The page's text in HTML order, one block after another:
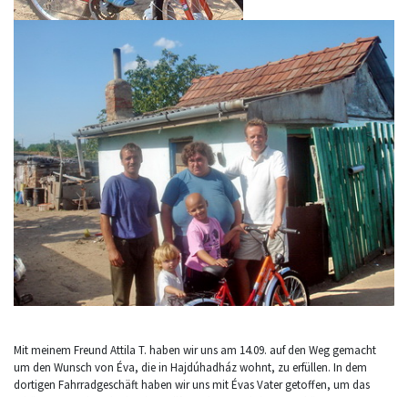
Mit meinem Freund Attila T. haben wir uns am 14.09. auf den Weg gemacht
um den Wunsch von Éva, die in Hajdúhadház wohnt, zu erfüllen. In dem
dortigen Fahrradgeschäft haben wir uns mit Évas Vater getoffen, um das